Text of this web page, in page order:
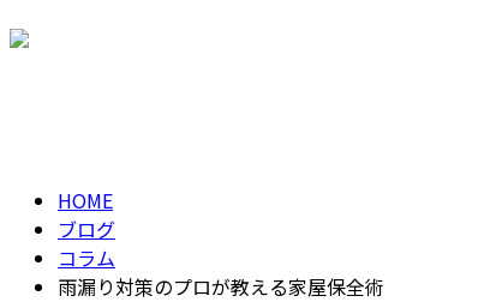
HOME
ブログ
コラム
雨漏り対策のプロが教える家屋保全術